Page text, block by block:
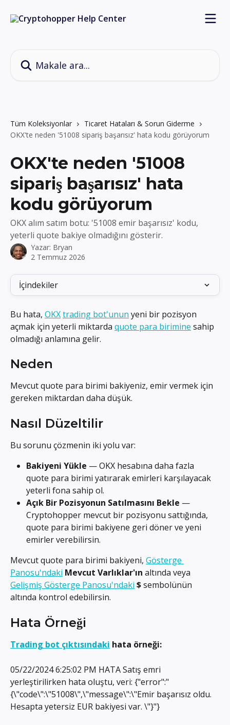
Tüm Koleksiyonlar
Ticaret Hataları & Sorun Giderme
OKX'te neden '51008 sipariş başarısız' hata kodu görüyorum
OKX'te neden '51008
sipariş başarısız' hata
kodu görüyorum
OKX alım satım botu: '51008 emir başarısız' kodu,
yeterli quote bakiye olmadığını gösterir.
Yazar: Bryan
2 Temmuz 2026
İçindekiler
Bu hata, OKXtrading bot'unun yeni bir pozisyon
açmak için yeterli miktarda quote para birimine sahip
olmadığı anlamına gelir.
Neden
Mevcut quote para birimi bakiyeniz, emir vermek için
gereken miktardan daha düşük.
Nasıl Düzeltilir
Bu sorunu çözmenin iki yolu var:
Bakiyeni Yükle — OKX hesabına daha fazla
quote para birimi yatırarak emirleri karşılayacak
yeterli fona sahip ol.
Açık Bir Pozisyonun Satılmasını Bekle —
Cryptohopper mevcut bir pozisyonu sattığında,
quote para birimi bakiyene geri döner ve yeni
emirler verebilirsin.
Mevcut quote para birimi bakiyeni, Gösterge
Panosu'ndaki Mevcut Varlıklar'ın altında veya
Gelişmiş Gösterge Panosu'ndaki $ sembolünün
altında kontrol edebilirsin.
Hata Örneği
Trading bot çıktısındaki hata örneği:
05/22/2024 6:25:02 PM HATA Satış emri
yerleştirilirken hata oluştu, veri: {"error":"
{\"code\":\"51008\",\"message\":\"Emir başarısız oldu.
Hesapta yetersiz EUR bakiyesi var. \"}"}